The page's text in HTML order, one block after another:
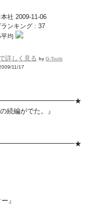
社 2009-11-06
ンキング : 37
均
詳しく見る by G-Tools
11/17
編がでた。』
』